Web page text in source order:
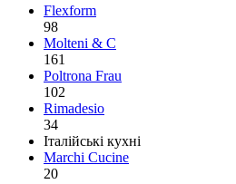
Flexform
98
Molteni & C
161
Poltrona Frau
102
Rimadesio
34
Італійські кухні
Marchi Cucine
20